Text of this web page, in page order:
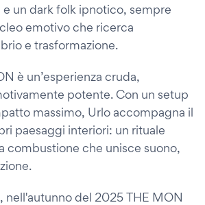
un dark folk ipnotico, sempre
emotivo che ricerca
e trasformazione.
è un’esperienza cruda,
potente. Con un setup
massimo, Urlo accompagna il
paesaggi interiori: un rituale
combustione che unisce suono,
nell'autunno del 2025 THE MON